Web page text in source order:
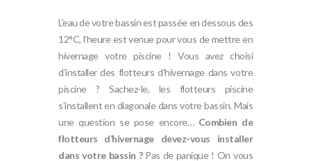
L’eau de votre bassin est passée en dessous des
12°C, l’heure est venue pour vous de mettre en
hivernage votre piscine ! Vous avez choisi
d’installer des flotteurs d’hivernage dans votre
piscine ? Sachez-le, les flotteurs piscine
s’installent en diagonale dans votre bassin. Mais
une question se pose encore… Combien de
flotteurs d’hivernage devez-vous installer
dans votre bassin ?Pas de panique ! On vous